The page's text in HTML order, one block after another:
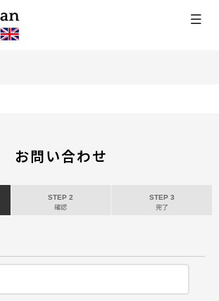
お問い合わせ
STEP 2
確認
STEP 3
完了